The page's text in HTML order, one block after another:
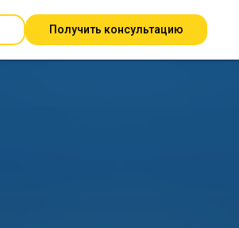
Получить консультацию